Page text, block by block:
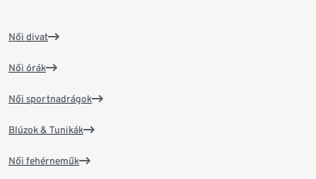
Női divat
Női órák
Női sportnadrágok
Blúzok & Tunikák
Női fehérneműk